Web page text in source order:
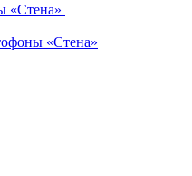
«Стена»
«Стена»